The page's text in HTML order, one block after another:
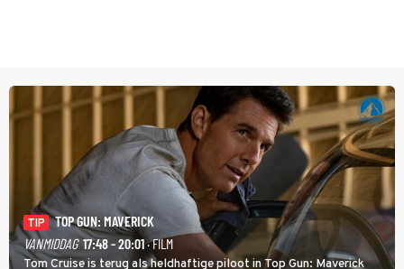
TIP
TOP GUN: MAVERICK
VANMIDDAG 17:48 - 20:01· FILM
Tom Cruise is terug als heldhaftige piloot in Top Gun: Maverick